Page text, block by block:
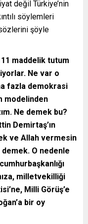
değil Türkiye’nin
söylemleri
şöyle
11 maddelik tutum
Ne var o
fazla demokrasi
modelinden
Ne demek bu?
Demirtaş’ın
ve Allah vermesin
demek. O nedenle
milletvekilliği
Milli Görüş’e
bir oy